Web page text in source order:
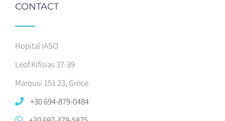
CONTACT
Hopital IASO
Leof.Kifisias 37-39
Marousi 151 23, Grèce
+30 694-879-0484